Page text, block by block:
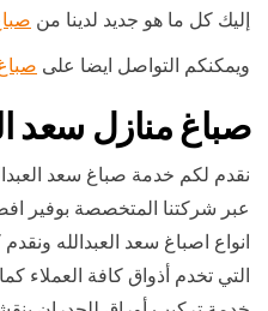
إليك كل ما هو جديد لدينا من
ويمكنكم التواصل ايضا على
صباغ منازل سعد
نقدم لكم خدمة صباغ سعد
عبر شركتنا المتخصصة بوفير
انواع اصباغ سعد العبدالله
التي تخدم أذواق كافة العملاء